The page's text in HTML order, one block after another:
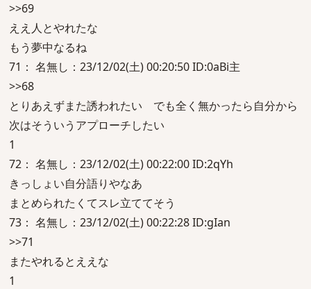
>>69
ええ人とやれたな
もう夢中なるね
71： 名無し：23/12/02(土) 00:20:50 ID:0aBi主
>>68
とりあえずまた誘われたい でも全く無かったら自分から
次はそういうアプローチしたい
1
72： 名無し：23/12/02(土) 00:22:00 ID:2qYh
きっしょい自分語りやなあ
まとめられたくてスレ立ててそう
73： 名無し：23/12/02(土) 00:22:28 ID:gIan
>>71
またやれるとええな
1